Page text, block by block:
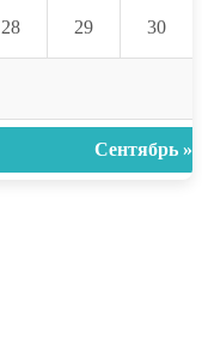
28 29 30
Сентябрь »